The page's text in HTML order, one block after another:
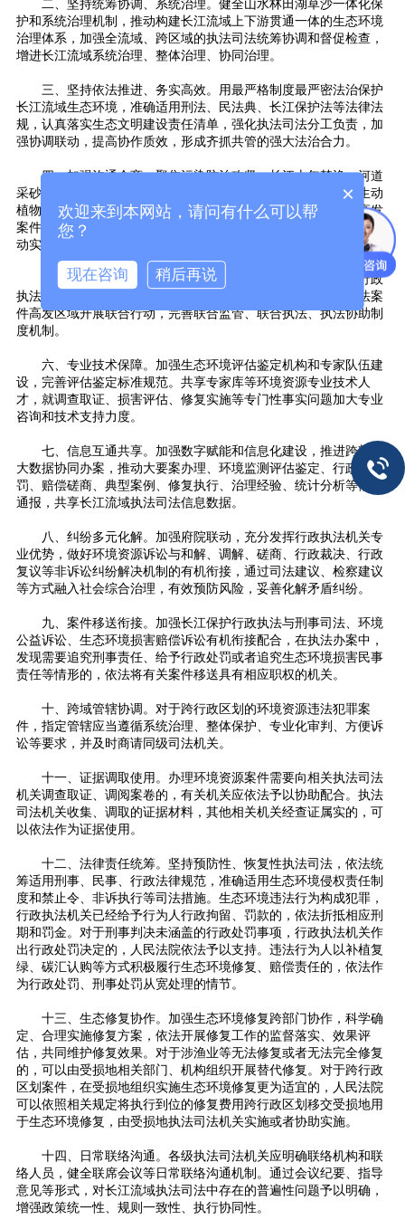
二、坚持统筹协调、系统治理。健全山水林田湖草沙一体化保
护和系统治理机制，推动构建长江流域上下游贯通一体的生态环境
治理体系，加强全流域、跨区域的执法司法统筹协调和督促检查，
增进长江流域系统治理、整体治理、协同治理。
三、坚持依法推进、务实高效。用最严格制度最严密法治保护
长江流域生态环境，准确适用刑法、民法典、长江保护法等法律法
规，认真落实生态文明建设责任清单，强化执法司法分工负责，加
强协调联动，提高协作质效，形成齐抓共管的强大法治合力。
四、加强沟通会商。聚焦污染防治攻坚、长江十年禁渔、河道
采砂管理、尾矿库治理、重要江河湖库治理保护、珍贵濒危野生动
植物保护、长江文物和非物质文化遗产保护等重点领域和多发高发
案件，加强形势会商，凝聚法治共识，统一执法司法标准尺度，推
动实现类案同判，全面提升执法司法规范化水平。
五、支持执法行动。坚持依法办案与促推治理并重，支持行政
执法机关在长江流域跨行政区域、生态敏感区域和生态环境违法案
件高发区域开展联合行动，完善联合监管、联合执法、执法协助制
度机制。
六、专业技术保障。加强生态环境评估鉴定机构和专家队伍建
设，完善评估鉴定标准规范。共享专家库等环境资源专业技术人
才，就调查取证、损害评估、修复实施等专门性事实问题加大专业
咨询和技术支持力度。
七、信息互通共享。加强数字赋能和信息化建设，推进跨部门
大数据协同办案，推动大要案办理、环境监测评估鉴定、行政处
罚、赔偿磋商、典型案例、修复执行、治理经验、统计分析等情况
通报，共享长江流域执法司法信息数据。
八、纠纷多元化解。加强府院联动，充分发挥行政执法机关专
业优势，做好环境资源诉讼与和解、调解、磋商、行政裁决、行政
复议等非诉讼纠纷解决机制的有机衔接，通过司法建议、检察建议
等方式融入社会综合治理，有效预防风险，妥善化解矛盾纠纷。
九、案件移送衔接。加强长江保护行政执法与刑事司法、环境
公益诉讼、生态环境损害赔偿诉讼有机衔接配合，在执法办案中，
发现需要追究刑事责任、给予行政处罚或者追究生态环境损害民事
责任等情形的，依法将有关案件移送具有相应职权的机关。
十、跨域管辖协调。对于跨行政区划的环境资源违法犯罪案
件，指定管辖应当遵循系统治理、整体保护、专业化审判、方便诉
讼等要求，并及时商请同级司法机关。
十一、证据调取使用。办理环境资源案件需要向相关执法司法
机关调查取证、调阅案卷的，有关机关应依法予以协助配合。执法
司法机关收集、调取的证据材料，其他相关机关经查证属实的，可
以依法作为证据使用。
十二、法律责任统筹。坚持预防性、恢复性执法司法，依法统
筹适用刑事、民事、行政法律规范，准确适用生态环境侵权责任制
度和禁止令、非诉执行等司法措施。生态环境违法行为构成犯罪，
行政执法机关已经给予行为人行政拘留、罚款的，依法折抵相应刑
期和罚金。对于刑事判决未涵盖的行政处罚事项，行政执法机关作
出行政处罚决定的，人民法院依法予以支持。违法行为人以补植复
绿、碳汇认购等方式积极履行生态环境修复、赔偿责任的，依法作
为行政处罚、刑事处罚从宽处理的情节。
十三、生态修复协作。加强生态环境修复跨部门协作，科学确
定、合理实施修复方案，依法开展修复工作的监督落实、效果评
估，共同维护修复效果。对于涉渔业等无法修复或者无法完全修复
的，可以由受损地相关部门、机构组织开展替代修复。对于跨行政
区划案件，在受损地组织实施生态环境修复更为适宜的，人民法院
可以依照相关规定将执行到位的修复费用跨行政区划移交受损地用
于生态环境修复，由受损地执法司法机关实施或者协助实施。
十四、日常联络沟通。各级执法司法机关应明确联络机构和联
络人员，健全联席会议等日常联络沟通机制。通过会议纪要、指导
意见等形式，对长江流域执法司法中存在的普遍性问题予以明确，
增强政策统一性、规则一致性、执行协同性。
×
欢迎来到本网站，请问有什么可以帮
您？
现在咨询 稍后再说